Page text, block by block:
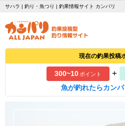
サハラ | 釣り・魚つり | 釣果情報サイト カンパリ
現在の釣果投稿
300~10ポイント +
魚が釣れたらカン